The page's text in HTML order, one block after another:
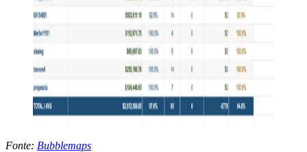
Fonte: Bubblemaps